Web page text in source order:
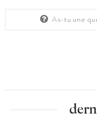
As-tu une